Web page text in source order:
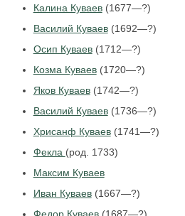
Калина Куваев(1677—?)
Василий Куваев(1692—?)
Осип Куваев(1712—?)
Козма Куваев(1720—?)
Яков Куваев(1742—?)
Василий Куваев(1736—?)
Хрисанф Куваев(1741—?)
Фекла (род. 1733)
Максим Куваев
Иван Куваев(1667—?)